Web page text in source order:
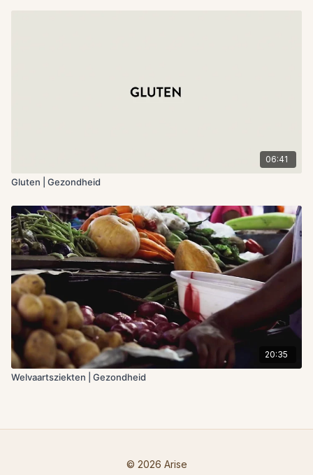
06:41
Gluten | Gezondheid
20:35
Welvaartsziekten | Gezondheid
© 2026 Arise